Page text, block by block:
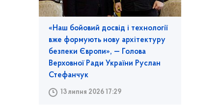
«Наш бойовий досвід і технології
вже формують нову архітектуру
безпеки Європи», — Голова
Верховної Ради України Руслан
Стефанчук
13 липня 2026 17:29